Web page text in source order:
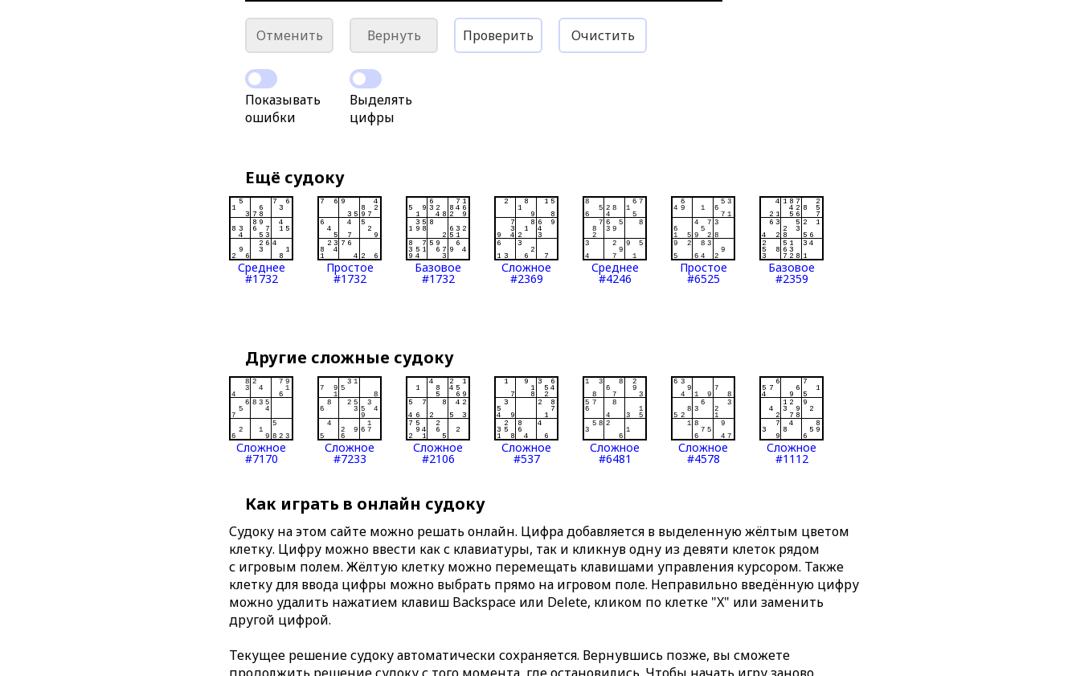
Отменить Вернуть Проверить Очистить
Показывать
ошибки
Выделять
цифры
Ещё судоку
Среднее
#1732
Простое
#1732
Базовое
#1732
Сложное
#2369
Среднее
#4246
Простое
#6525
Базовое
#2359
Другие сложные судоку
Сложное
#7170
Сложное
#7233
Сложное
#2106
Сложное
#537
Сложное
#6481
Сложное
#4578
Сложное
#1112
Как играть в онлайн судоку
Судоку на этом сайте можно решать онлайн. Цифра добавляется в выделенную жёлтым цветом
клетку. Цифру можно ввести как с клавиатуры, так и кликнув одну из девяти клеток рядом
с игровым полем. Жёлтую клетку можно перемещать клавишами управления курсором. Также
клетку для ввода цифры можно выбрать прямо на игровом поле. Неправильно введённую цифру
можно удалить нажатием клавиш Backspace или Delete, кликом по клетке "X" или заменить
другой цифрой.
Текущее решение судоку автоматически сохраняется. Вернувшись позже, вы сможете